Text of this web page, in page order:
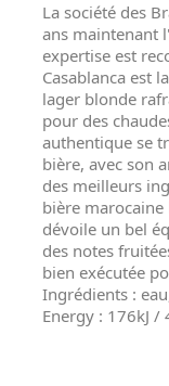
La société des
ans maintenant
expertise est
Casablanca est
lager blonde
pour des
authentique se
bière, avec son
des meilleurs
bière
dévoile un bel
des notes
bien exécutée
Ingrédients :
Energy : 176kJ /